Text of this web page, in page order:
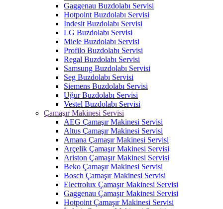
Gaggenau Buzdolabı Servisi
Hotpoint Buzdolabı Servisi
İndesit Buzdolabı Servisi
LG Buzdolabı Servisi
Miele Buzdolabı Servisi
Profilo Buzdolabı Servisi
Regal Buzdolabı Servisi
Samsung Buzdolabı Servisi
Seg Buzdolabı Servisi
Siemens Buzdolabı Servisi
Uğur Buzdolabı Servisi
Vestel Buzdolabı Servisi
Çamaşır Makinesi Servisi
AEG Çamaşır Makinesi Servisi
Altus Çamaşır Makinesi Servisi
Amana Çamaşır Makinesi Servisi
Arçelik Çamaşır Makinesi Servisi
Ariston Çamaşır Makinesi Servisi
Beko Çamaşır Makinesi Servisi
Bosch Çamaşır Makinesi Servisi
Electrolux Çamaşır Makinesi Servisi
Gaggenau Çamaşır Makinesi Servisi
Hotpoint Çamaşır Makinesi Servisi